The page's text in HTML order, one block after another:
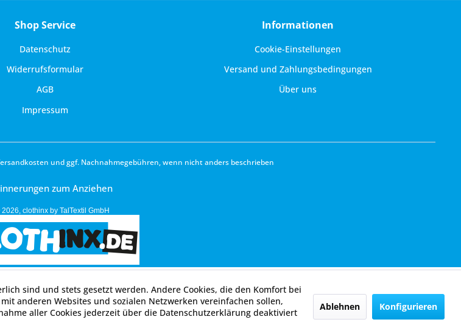
Shop Service
Datenschutz
Widerrufsformular
AGB
Impressum
Informationen
Cookie-Einstellungen
Versand und Zahlungsbedingungen
Über uns
und ggf. Nachnahmegebühren, wenn nicht anders beschrieben
zum Anziehen
clothinx by TalTextil GmbH
sind und stets gesetzt werden. Andere Cookies, die den Komfort bei
anderen Websites und sozialen Netzwerken vereinfachen sollen,
aller Cookies jederzeit über die Datenschutzerklärung deaktiviert
Ablehnen Konfigurieren